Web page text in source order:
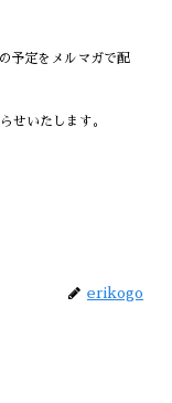
予定をメルマガで配
せいたします。
erikogo